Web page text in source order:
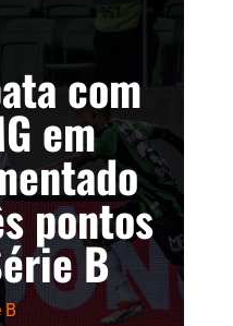
com
em
pontos
B
B